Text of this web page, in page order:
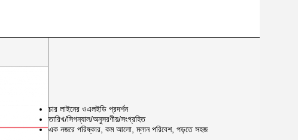
চার লাইনের ওএলইডি প্রদর্শন
তারিখ/সিগন্যাল/অনুসরণীয়/সংগ্রহিত
এক নজরে পরিষ্কার, কম আলো, ম্লান পরিবেশ, পড়তে সহজ